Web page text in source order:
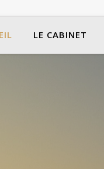
LE CABINET